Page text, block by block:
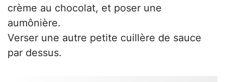
crème au chocolat, et poser une
aumônière.
Verser une autre petite cuillère de sauce
par dessus.